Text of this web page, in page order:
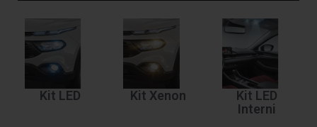
Kit LED Kit Xenon
Kit LED
Interni